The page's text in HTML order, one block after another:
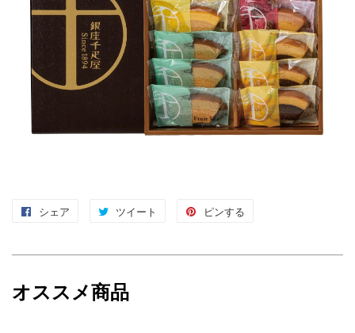
シェア
Facebook
シ
ェ
ツイート
Twitter
投
ピンする
ピ
オススメ商品